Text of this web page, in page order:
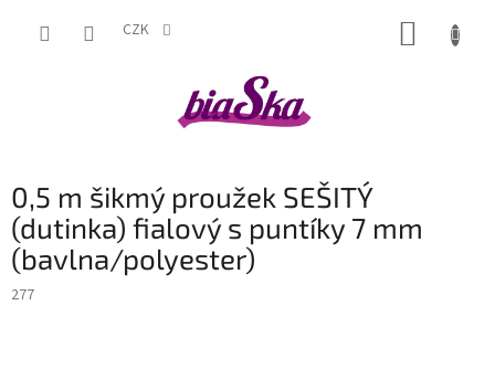
CZK
0,5 m šikmý proužek SEŠITÝ
(dutinka) fialový s puntíky 7 mm
(bavlna/polyester)
277